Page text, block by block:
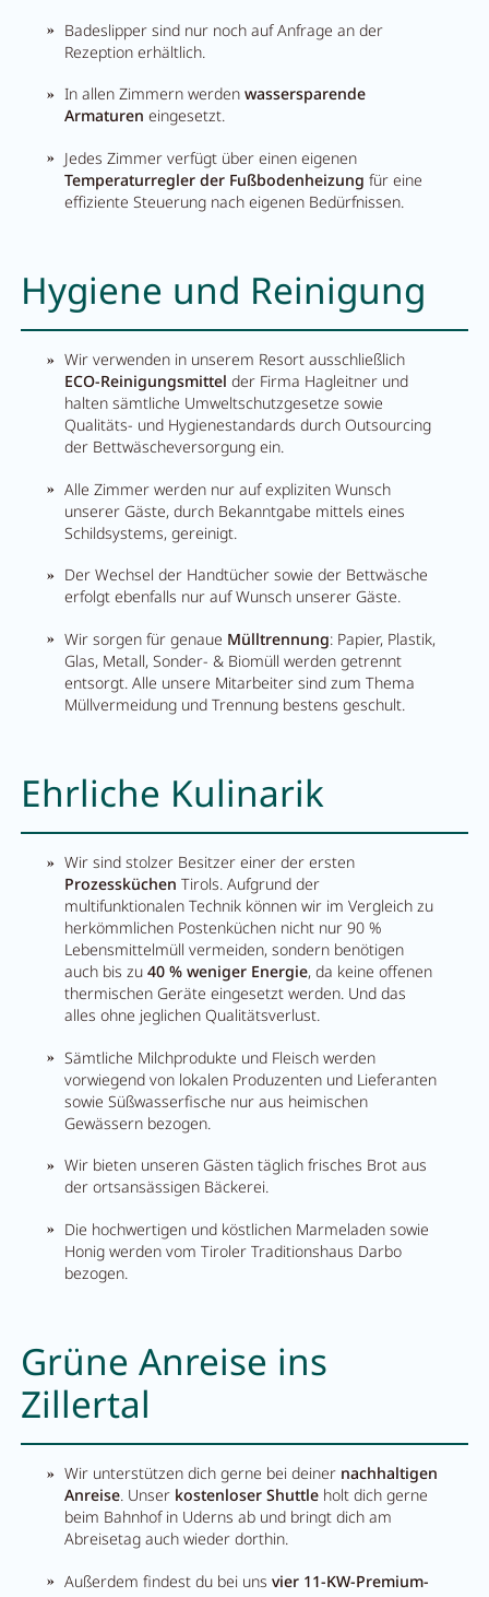
Pachmair 1453
Urlaub mit Hund
Impressionen
Nachhaltigkeit
Bewertungen & Auszeichnungen
Lage & Anreise
Umbau
FAQs
Karriere
Wohnen
Wohnen im Überblick
Zimmer
Angebote
Bestpreisgarantie
Inklusivleistungen
Buchungsinfos
Menü schließen
Badeslipper sind nur noch auf Anfrage an der
Rezeption erhältlich.
In allen Zimmern werdenwassersparende
Armaturen eingesetzt.
Jedes Zimmer verfügt über einen eigenen
Temperaturregler der Fußbodenheizung für eine
effiziente Steuerung nach eigenen Bedürfnissen.
Hygiene und Reinigung
Wir verwenden in unserem Resort ausschließlich
ECO-Reinigungsmittel der Firma Hagleitner und
halten sämtliche Umweltschutzgesetze sowie
Qualitäts- und Hygienestandards durch Outsourcing
der Bettwäscheversorgung ein.
Alle Zimmer werden nur auf expliziten Wunsch
unserer Gäste, durch Bekanntgabe mittels eines
Schildsystems, gereinigt.
Der Wechsel der Handtücher sowie der Bettwäsche
erfolgt ebenfalls nur auf Wunsch unserer Gäste.
Wir sorgen für genaue Mülltrennung: Papier, Plastik,
Glas, Metall, Sonder- & Biomüll werden getrennt
entsorgt. Alle unsere Mitarbeiter sind zum Thema
Müllvermeidung und Trennung bestens geschult.
Ehrliche Kulinarik
Wir sind stolzer Besitzer einer der ersten
Prozessküchen Tirols. Aufgrund der
multifunktionalen Technik können wir im Vergleich zu
herkömmlichen Postenküchen nicht nur 90 %
Lebensmittelmüll vermeiden, sondern benötigen
auch bis zu40 % weniger Energie, da keine offenen
thermischen Geräte eingesetzt werden. Und das
alles ohne jeglichen Qualitätsverlust.
Sämtliche Milchprodukte und Fleisch werden
vorwiegend von lokalen Produzenten und Lieferanten
sowie Süßwasserfische nur aus heimischen
Gewässern bezogen.
Wir bieten unseren Gästen täglich frisches Brot aus
der ortsansässigen Bäckerei.
Die hochwertigen und köstlichen Marmeladen sowie
Honig werden vom Tiroler Traditionshaus Darbo
bezogen.
Grüne Anreise ins
Zillertal
Wir unterstützen dich gerne bei deiner nachhaltigen
Anreise. Unser kostenloser Shuttle holt dich gerne
beim Bahnhof in Uderns ab und bringt dich am
Abreisetag auch wieder dorthin.
Außerdem findest du bei unsvier 11-KW-Premium-